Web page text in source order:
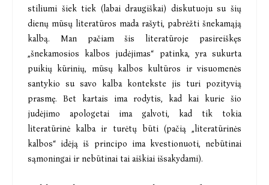
stiliumi šiek tiek (labai draugiškai) diskutuoju su šių
dienų mūsų literatūros mada rašyti, pabrėžti šnekamąją
kalbą. Man pačiam šis literatūroje pasireiškęs
„šnekamosios kalbos judėjimas“ patinka, yra sukurta
puikių kūrinių, mūsų kalbos kultūros ir visuomenės
santykio su savo kalba kontekste jis turi pozityvią
prasmę. Bet kartais ima rodytis, kad kai kurie šio
judėjimo apologetai ima galvoti, kad tik tokia
literatūrinė kalba ir turėtų būti (pačią „literatūrinės
kalbos“ idėją iš principo ima kvestionuoti, nebūtinai
sąmoningai ir nebūtinai tai aiškiai išsakydami).